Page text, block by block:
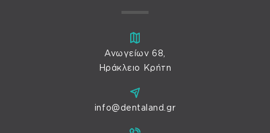
Ανωγείων 68,
Ηράκλειο Κρήτη
info@dentaland.gr